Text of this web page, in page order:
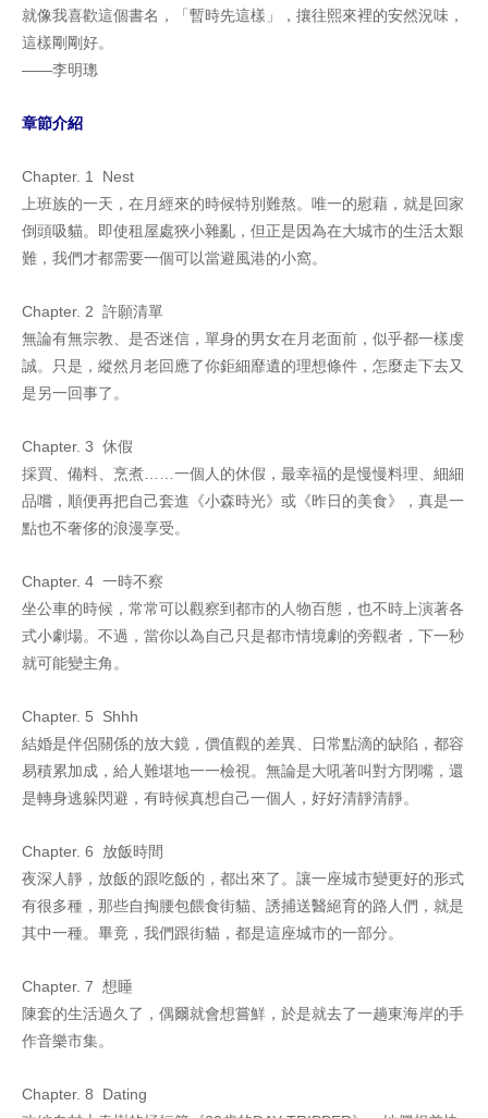
就像我喜歡這個書名，「暫時先這樣」，攘往熙來裡的安然況味，
這樣剛剛好。
――李明璁
章節介紹
Chapter. 1 Nest
上班族的一天，在月經來的時候特別難熬。唯一的慰藉，就是回家
倒頭吸貓。即使租屋處狹小雜亂，但正是因為在大城市的生活太艱
難，我們才都需要一個可以當避風港的小窩。
Chapter. 2 許願清單
無論有無宗教、是否迷信，單身的男女在月老面前，似乎都一樣虔
誠。只是，縱然月老回應了你鉅細靡遺的理想條件，怎麼走下去又
是另一回事了。
Chapter. 3 休假
採買、備料、烹煮……一個人的休假，最幸福的是慢慢料理、細細
品嚐，順便再把自己套進《小森時光》或《昨日的美食》，真是一
點也不奢侈的浪漫享受。
Chapter. 4 一時不察
坐公車的時候，常常可以觀察到都市的人物百態，也不時上演著各
式小劇場。不過，當你以為自己只是都市情境劇的旁觀者，下一秒
就可能變主角。
Chapter. 5 Shhh
結婚是伴侶關係的放大鏡，價值觀的差異、日常點滴的缺陷，都容
易積累加成，給人難堪地一一檢視。無論是大吼著叫對方閉嘴，還
是轉身逃躲閃避，有時候真想自己一個人，好好清靜清靜。
Chapter. 6 放飯時間
夜深人靜，放飯的跟吃飯的，都出來了。讓一座城市變更好的形式
有很多種，那些自掏腰包餵食街貓、誘捕送醫絕育的路人們，就是
其中一種。畢竟，我們跟街貓，都是這座城市的一部分。
Chapter. 7 想睡
陳套的生活過久了，偶爾就會想嘗鮮，於是就去了一趟東海岸的手
作音樂市集。
Chapter. 8 Dating